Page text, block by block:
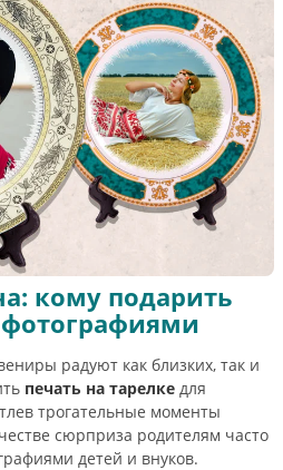
кому подарить
фотографиями
радуют как близких, так и
печать на тарелке для
трогательные моменты
сюрприза родителям часто
детей и внуков.